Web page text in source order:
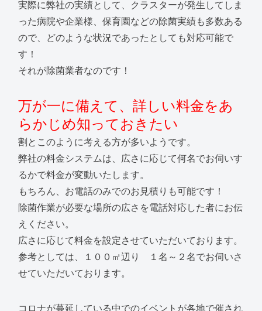
実際に弊社の実績として、クラスターが発生してしま
った病院や企業様、保育園などの除菌実績も多数ある
ので、どのような状況であったとしても対応可能で
す！
それが除菌業者なのです！
万が一に備えて、詳しい料金をあ
らかじめ知っておきたい
割とこのように考える方が多いようです。
弊社の料金システムは、広さに応じて何名でお伺いす
るかで料金が変動いたします。
もちろん、お電話のみでのお見積りも可能です！
除菌作業が必要な場所の広さを電話対応した者にお伝
えください。
広さに応じて料金を設定させていただいております。
参考としては、１００㎡辺り １名～２名でお伺いさ
せていただいております。
コロナが蔓延している中でのイベントが各地で催され